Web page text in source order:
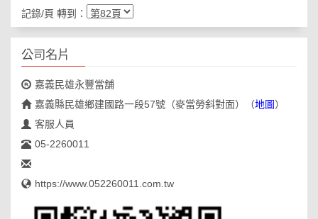
記錄/頁 轉到：
公司名片
嘉義民雄永豐當舖
嘉義縣民雄鄉建國路一段57號（麥當勞斜對面）
（地圖）
客服人員
05-2260011
https://www.052260011.com.tw